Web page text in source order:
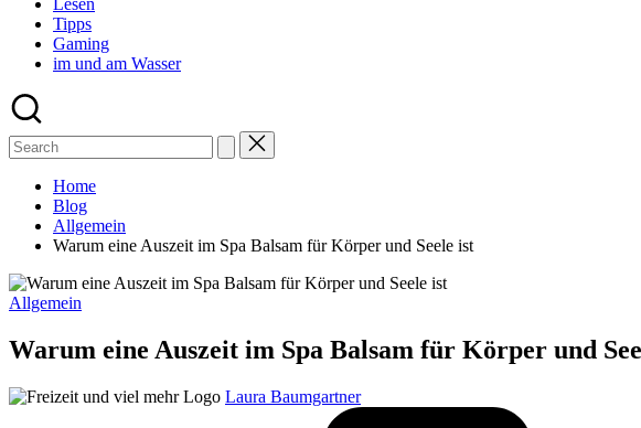
Lesen
Tipps
Gaming
im und am Wasser
Home
Blog
Allgemein
Warum eine Auszeit im Spa Balsam für Körper und Seele ist
Posted
Allgemein
Warum eine Auszeit im Spa Balsam für Körper und
Posted
Laura Baumgartner